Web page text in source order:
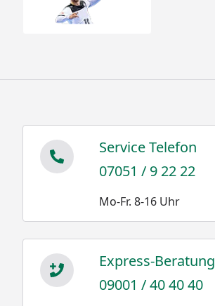
Service Telefon
07051 / 9 22 22
Mo-Fr. 8-16 Uhr
Express-Beratung
09001 / 40 40 40